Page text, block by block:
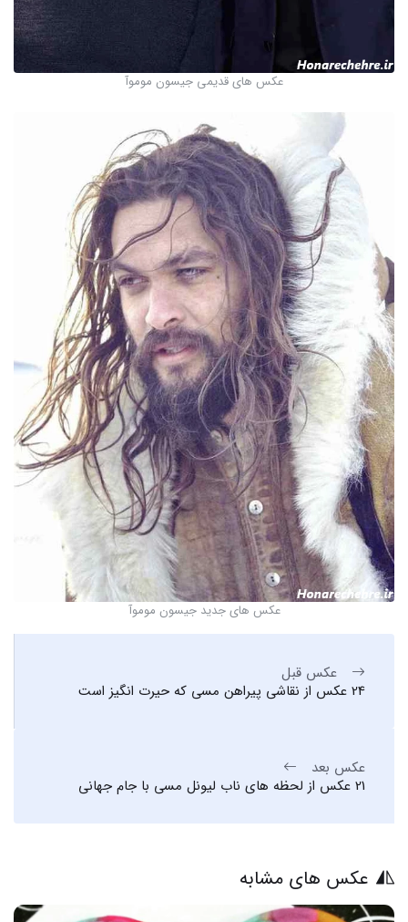
عکس های قدیمی جیسون موموآ
عکس های جدید جیسون موموآ
عکس قبل
24 عکس از نقاشی پیراهن مسی که حیرت انگیز است
عکس بعد
21 عکس از لحظه های ناب لیونل مسی با جام جهانی
عکس های مشابه